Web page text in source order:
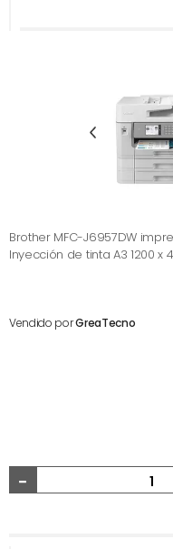
Brother MFC-J6957DW
Inyección de tinta A3 1200 x
Vendido porGreaTecno
-